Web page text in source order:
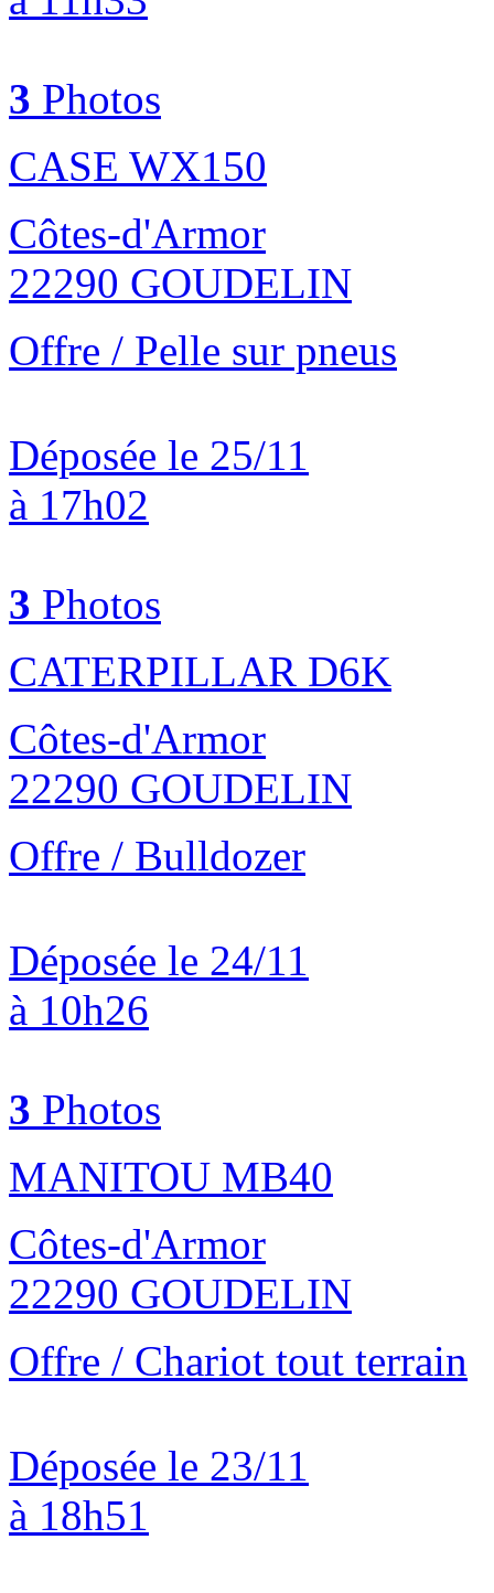
3 Photos
CASE WX150
Côtes-d'Armor
22290 GOUDELIN
Offre / Pelle sur pneus
Déposée le 25/11
à 17h02
3 Photos
CATERPILLAR D6K
Côtes-d'Armor
22290 GOUDELIN
Offre / Bulldozer
Déposée le 24/11
à 10h26
3 Photos
MANITOU MB40
Côtes-d'Armor
22290 GOUDELIN
Offre / Chariot tout terrain
Déposée le 23/11
à 18h51